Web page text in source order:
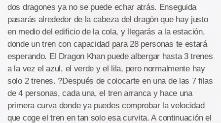
dos dragones ya no se puede echar atrás. Enseguida
pasarás alrededor de la cabeza del dragón que hay justo
en medio del edificio de la cola, y llegarás a la estación,
donde un tren con capacidad para 28 personas te estará
esperando. El Dragon Khan puede albergar hasta 3 trenes
a la vez el azul, el verde y el lila, pero normalmente hay
solo 2 trenes. ?Después de colocarte en una de las 7 filas
de 4 personas, cada una, el tren arranca y hace una
primera curva donde ya puedes comprobar la velocidad
que coge el tren en tan solo esa curvita. A continuación el